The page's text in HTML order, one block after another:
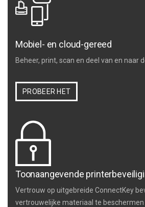
Mobiel- en cloud-gereed
Beheer, print, scan en deel van en naar
PROBEER HET
Toonaangevende
Vertrouw op uitgebreide ConnectKey
vertrouwelijke materiaal te beschermen